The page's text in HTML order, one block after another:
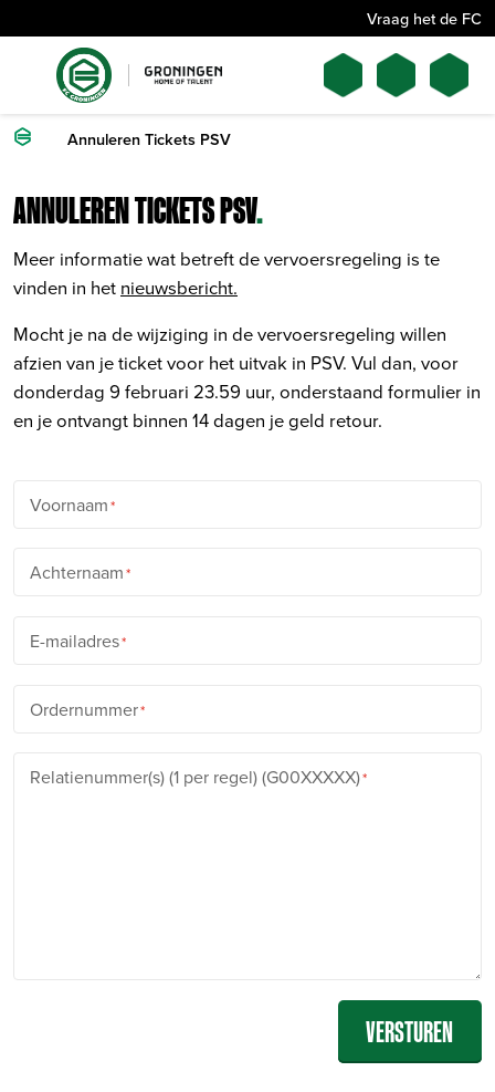
Vraag het de FC
Annuleren Tickets PSV
ANNULEREN TICKETS PSV.
Meer informatie wat betreft de vervoersregeling is te
vinden in het nieuwsbericht.
Mocht je na de wijziging in de vervoersregeling willen
afzien van je ticket voor het uitvak in PSV. Vul dan, voor
donderdag 9 februari 23.59 uur, onderstaand formulier in
en je ontvangt binnen 14 dagen je geld retour.
Voornaam
Achternaam
E-mailadres
Ordernummer
Relatienummer(s) (1 per regel) (G00XXXXX)